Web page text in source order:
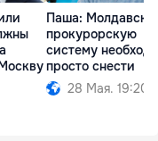
Паша:
прокурорскую
систему
просто снести
28 Мая. 19:20